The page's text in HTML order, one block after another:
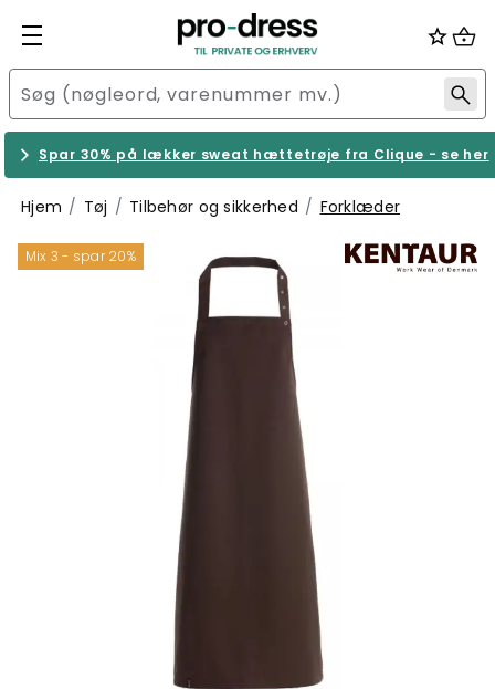
Spar 30% på lækker sweat hættetrøje fra Clique - se her
Hjem Tøj Tilbehør og sikkerhed Forklæder
Mix 3 - spar 20%